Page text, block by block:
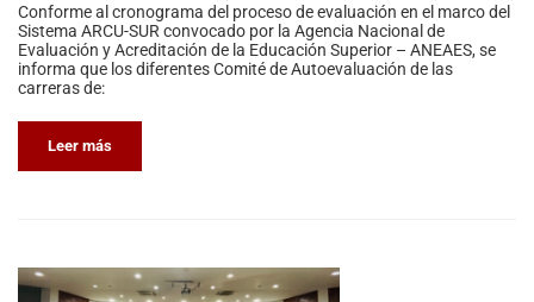
Conforme al cronograma del proceso de evaluación en el marco del
Sistema ARCU-SUR convocado por la Agencia Nacional de
Evaluación y Acreditación de la Educación Superior – ANEAES, se
informa que los diferentes Comité de Autoevaluación de las
carreras de:
Leer más